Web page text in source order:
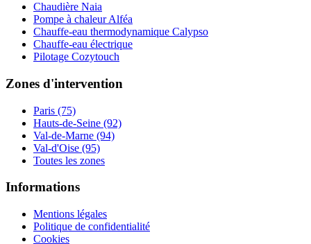
Chaudière Naia
Pompe à chaleur Alféa
Chauffe-eau thermodynamique Calypso
Chauffe-eau électrique
Pilotage Cozytouch
Zones d'intervention
Paris (75)
Hauts-de-Seine (92)
Val-de-Marne (94)
Val-d'Oise (95)
Toutes les zones
Informations
Mentions légales
Politique de confidentialité
Cookies